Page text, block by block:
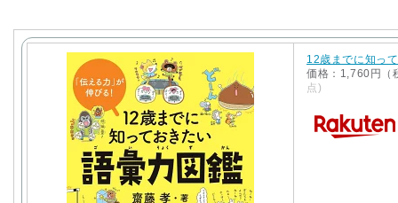
12歳までに知っ
価格：1,760円（
点)